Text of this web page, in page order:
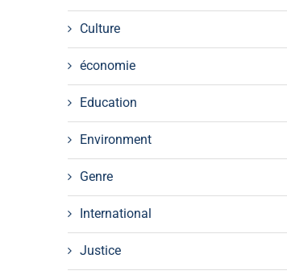
Culture
économie
Education
Environment
Genre
International
Justice